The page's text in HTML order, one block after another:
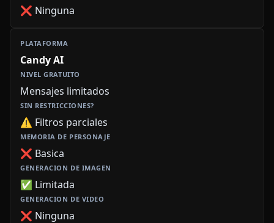
❌ Ninguna
Candy AI
Mensajes limitados
⚠️ Filtros parciales
❌ Basica
✅ Limitada
❌ Ninguna